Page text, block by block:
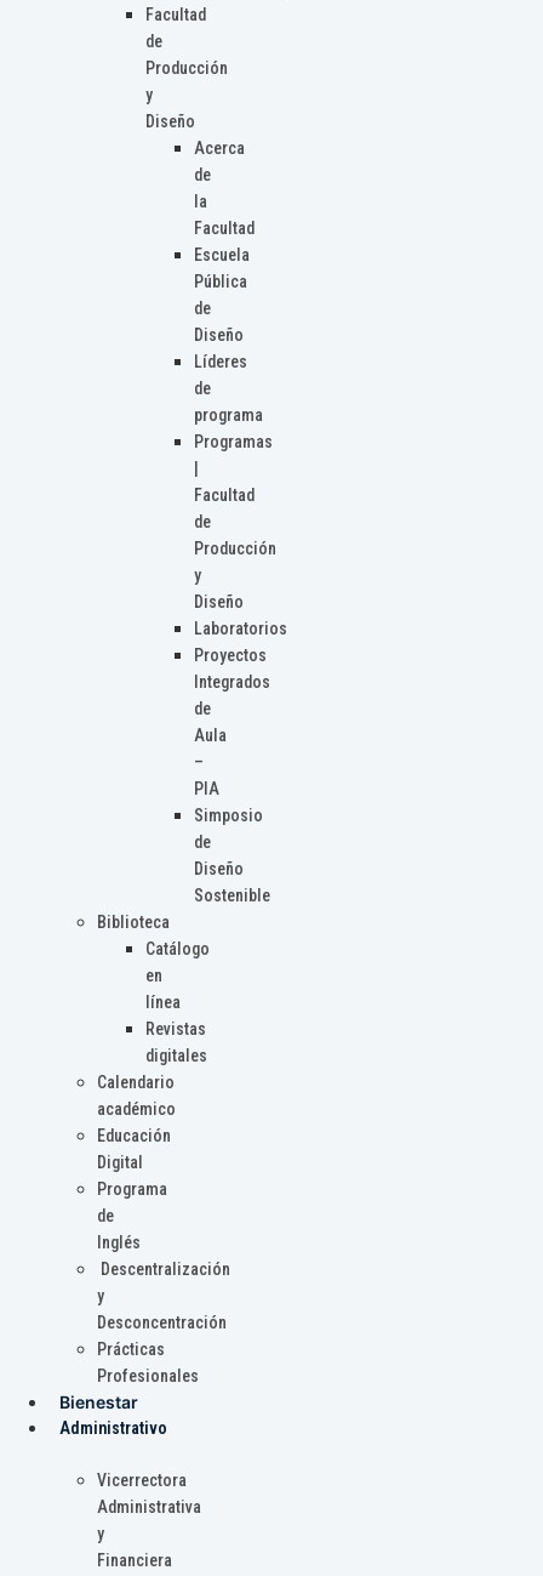
Facultad
de
Producción
y
Diseño
Acerca
de
la
Facultad
Escuela
Pública
de
Diseño
Líderes
de
programa
Programas
Facultad
de
Producción
y
Diseño
Laboratorios
Proyectos
Integrados
de
Aula
–
PIA
Simposio
de
Diseño
Sostenible
Biblioteca
Catálogo
en
línea
Revistas
digitales
Calendario
académico
Educación
Digital
Programa
de
Inglés
Descentralización
y
Desconcentración
Prácticas
Profesionales
Bienestar
Administrativo
Vicerrectora
Administrativa
y
Financiera